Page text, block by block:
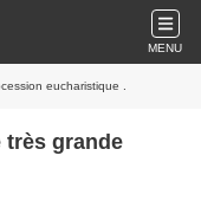
MENU
eucharistique .
très grande